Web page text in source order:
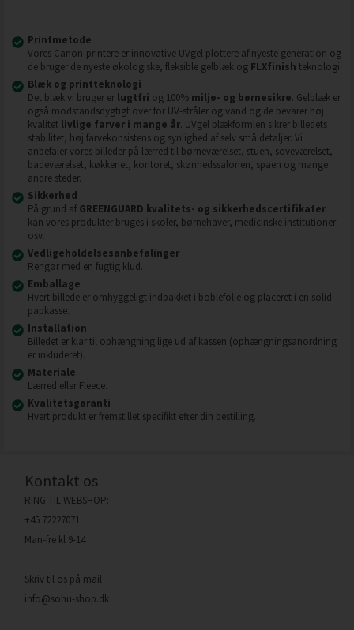
Printmetode
Vores Canon-printere er innovative UVgel plottere af nyeste generation og
de bruger de nyeste økologiske, fleksible gelblæk og FLXfinish teknologi.
Blæk og printteknologi
Det blæk vi bruger er lugtfri og 100% miljø- og børnesikre. Gelblæk er
også modstandsdygtigt over for UV-stråler og vand og de bevarer høj
kvalitet livlige farver i mange år. UVgel blækformlen sikrer billedets
stabilitet, høj farvekonsistens og synlighed af selv små detaljer. Vi
anbefaler vores billeder på lærred til børneværelset, stuen, soveværelset,
badeværelset, køkkenet, kontoret, skønhedssalonen, spaen og mange
andre steder.
Sikkerhed
På grund af GREENGUARD kvalitets- og sikkerhedscertifikater
kan vores produkter bruges i skoler, børnehaver, medicinske institutioner
osv.
Vedligeholdelsesanbefalinger
Rengør med en fugtig klud.
Emballage
Hvert billede er omhyggeligt indpakket i boblefolie og placeret i en solid
papkasse.
Installation
Billedet er klar til ophængning lige ud af kassen (ophængningsanordning
er inkluderet).
Materiale
Lærred eller Fleece.
Kvalitetsgaranti
Hvert produkt er fremstillet specifikt efter din bestilling.
Kontakt os
RING TIL WEBSHOP:
+45 72227071
Man-fre kl 9-14
Skriv til os på mail
info@sohu-shop.dk